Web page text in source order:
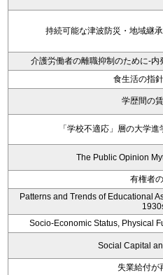
持続可能な津波防災・地域継
介護労働者の離職抑制のために-
食生活の指
学歴間の
「学校不適応」層の大学
The Public Opinion
有権者
Patterns and Trends of Educational
Socio-Economic Status, Physical
Social Capital
失業給付が